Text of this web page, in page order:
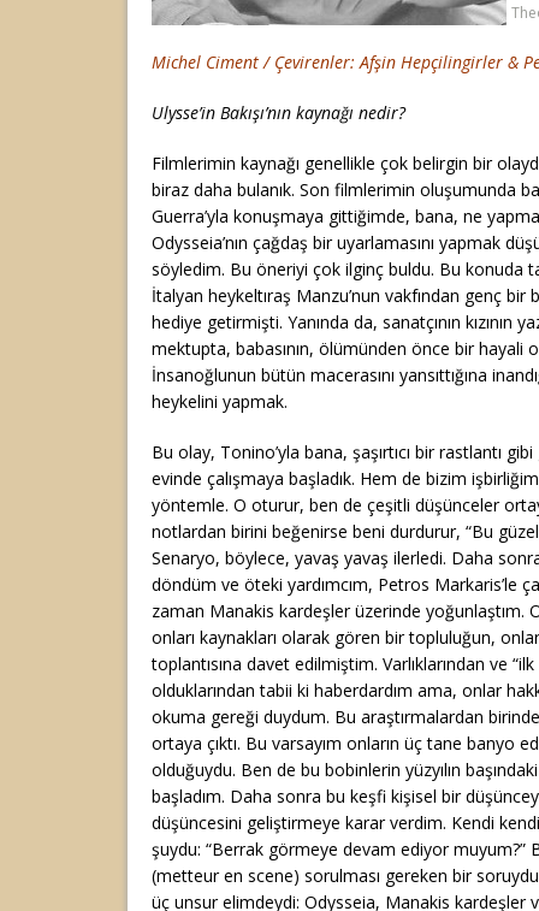
Michel Ciment / Çevirenler: Afşin Hepçilingirler &
Ulysse’in Bakışı’nın kaynağı nedir?
Filmlerimin kaynağı genellikle çok belirgin bir
biraz daha bulanık. Son filmlerimin oluşumunda
Guerra’yla konuşmaya gittiğimde, bana, ne
Odysseia’nın çağdaş bir uyarlamasını yapmak
söyledim. Bu öneriyi çok ilginç buldu. Bu konuda
İtalyan heykeltıraş Manzu’nun vakfından genç bir
hediye getirmişti. Yanında da, sanatçının kızının
mektupta, babasının, ölümünden önce bir hayali
İnsanoğlunun bütün macerasını yansıttığına
heykelini yapmak.
Bu olay, Tonino’yla bana, şaşırtıcı bir rastlantı
evinde çalışmaya başladık. Hem de bizim
yöntemle. O oturur, ben de çeşitli düşünceler
notlardan birini beğenirse beni durdurur, “Bu
Senaryo, böylece, yavaş yavaş ilerledi. Daha
döndüm ve öteki yardımcım, Petros Markaris’le
zaman Manakis kardeşler üzerinde yoğunlaştım.
onları kaynakları olarak gören bir topluluğun,
toplantısına davet edilmiştim. Varlıklarından ve “ilk
olduklarından tabii ki haberdardım ama, onlar
okuma gereği duydum. Bu araştırmalardan
ortaya çıktı. Bu varsayım onların üç tane banyo
olduğuydu. Ben de bu bobinlerin yüzyılın
başladım. Daha sonra bu keşfi kişisel bir
düşüncesini geliştirmeye karar verdim. Kendi
şuydu: “Berrak görmeye devam ediyor muyum?”
(metteur en scene) sorulması gereken bir
üç unsur elimdeydi: Odysseia, Manakis kardeşler